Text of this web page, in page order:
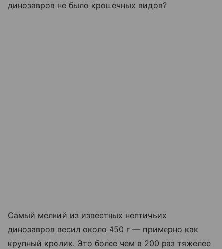
динозавров не было крошечных видов?
Самый мелкий из известных нептичьих
динозавров весил около 450 г — примерно как
крупный кролик. Это более чем в 200 раз тяжелее